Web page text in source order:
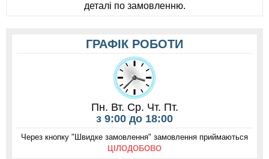
деталі по замовленню.
ГРАФІК РОБОТИ
Пн. Вт. Ср. Чт. Пт.
з 9:00 до 18:00
Через кнопку "Швидке замовлення" замовлення приймаються
ЦІЛОДОБОВО